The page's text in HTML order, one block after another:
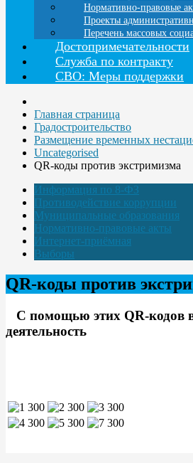
Нормативно-правовые
Проекты
Перечень массовых
Достопримечательности
Служба по контракту
СВО: Меры поддержки
Главная страница
Градостроительство
Размещение временных
Uncategorised
QR-коды против экстримизма
Информация по 8-ФЗ
Противодействие коррупции
Муниципальные образования
Нормативно-правовые акты
Интернет-приёмная
Выборы
QR-коды против
С помощью этих QR-кодов
деятельность